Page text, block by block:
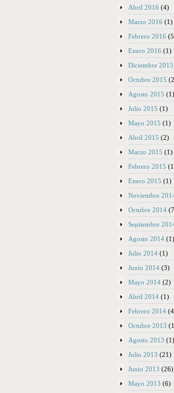
Abril 2016 (4)
Marzo 2016 (1)
Febrero 2016
Enero 2016 (1)
Diciembre 2015
Octubre 2015
Agosto 2015 (1)
Julio 2015 (1)
Mayo 2015 (1)
Abril 2015 (2)
Marzo 2015 (1)
Febrero 2015
Enero 2015 (1)
Noviembre
Octubre 2014
Septiembre
Agosto 2014 (1)
Julio 2014 (1)
Junio 2014 (3)
Mayo 2014 (2)
Abril 2014 (1)
Febrero 2014
Octubre 2013
Agosto 2013 (1)
Julio 2013 (21)
Junio 2013 (26)
Mayo 2013 (6)